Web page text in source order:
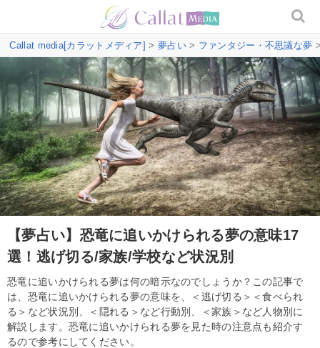
Callat media[カラットメディア] > 夢占い> ファンタジー・不思議な夢
【夢占い】恐竜に追いかけられる夢の意味17
選！逃げ切る/家族/学校など状況別
恐竜に追いかけられる夢は何の暗示なのでしょうか？この記事で
は、恐竜に追いかけられる夢の意味を、＜逃げ切る＞＜食べられ
る＞など状況別、＜隠れる＞など行動別、＜家族＞など人物別に
解説します。恐竜に追いかけられる夢を見た時の注意点も紹介す
るので参考にしてください。